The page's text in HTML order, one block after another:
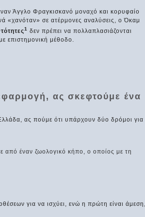
Άγγλο Φραγκισκανό μοναχό και κορυφαίο
«χανόταν» σε ατέρμονες αναλύσεις, ο Όκαμ
1
δεν πρέπει να πολλαπλασιάζονται
επιστημονική μέθοδο.
ας σκεφτούμε ένα
ας πούμε ότι υπάρχουν δύο δρόμοι για
από έναν ζωολογικό κήπο, ο οποίος με τη
για να ισχύει, ενώ η πρώτη είναι